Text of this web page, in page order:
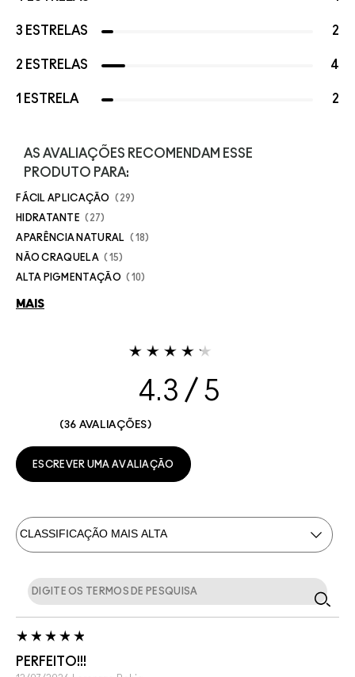
3 ESTRELAS 2
2 ESTRELAS 4
1 ESTRELA 2
AS AVALIAÇÕES RECOMENDAM ESSE
PRODUTO PARA:
FÁCIL APLICAÇÃO 29
HIDRATANTE 27
APARÊNCIA NATURAL 18
NÃO CRAQUELA 15
ALTA PIGMENTAÇÃO 10
MAIS
4.3
36 AVALIAÇÕES
ESCREVER UMA AVALIAÇÃO
PERFEITO!!!